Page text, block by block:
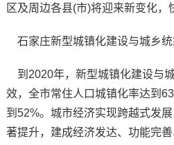
区及周边各县(市)将迎来新变化，
石家庄新型城镇化建设与城乡
到2020年，新型城镇化建设与
效，全市常住人口城镇化率达到
到52%。城市经济实现跨越式发
著提升，建成经济发达、功能完